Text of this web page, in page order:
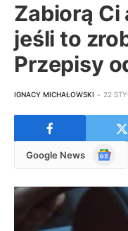
Zabiorą
jeśli to
Przepisy
IGNACY MICHAŁOWSKI 22
Google News
Google